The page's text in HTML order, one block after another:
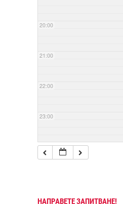
20:00
21:00
22:00
23:00
НАПРАВЕТЕ ЗАПИТВАНЕ!